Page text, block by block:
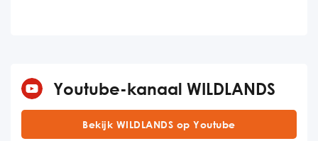
Youtube-kanaal WILDLANDS
Bekijk WILDLANDS op Youtube